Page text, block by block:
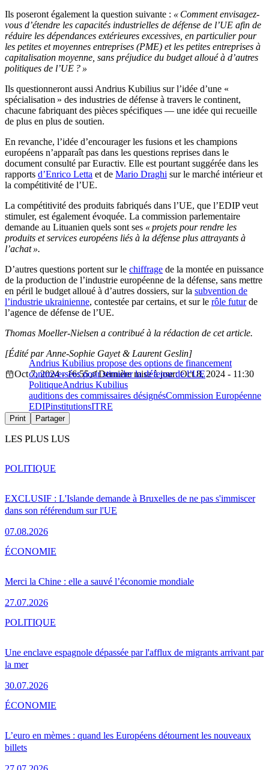
Ils poseront également la question suivante : « Comment envisagez-
vous d’étendre les capacités industrielles de défense de l’UE afin de
réduire les dépendances extérieures excessives, en particulier pour
les petites et moyennes entreprises (PME) et les petites entreprises à
capitalisation moyenne, sans préjudice du budget alloué à d’autres
politiques de l’UE ? »
Ils questionneront aussi Andrius Kubilius sur l’idée d’une «
spécialisation » des industries de défense à travers le continent,
chacune fabriquant des pièces spécifiques — une idée qui recueille
de plus en plus de soutien.
En revanche, l’idée d’encourager les fusions et les champions
européens n’apparaît pas dans les questions reprises dans le
document consulté par Euractiv. Elle est pourtant suggérée dans les
rapports d’Enrico Letta et de Mario Draghi sur le marché intérieur et
la compétitivité de l’UE.
La compétitivité des produits fabriqués dans l’UE, que l’EDIP veut
stimuler, est également évoquée. La commission parlementaire
demande au Lituanien quels sont ses « projets pour rendre les
produits et services européens liés à la défense plus attrayants à
l’achat ».
D’autres questions portent sur le chiffrage de la montée en puissance
de la production de l’industrie européenne de la défense, sans mettre
en péril le budget alloué à d’autres dossiers, sur la subvention de
l’industrie ukrainienne, contestée par certains, et sur le rôle futurde
l’agence de défense de l’UE.
Thomas Moeller-Nielsen a contribué à la rédaction de cet article.
Andrius Kubilius propose des options de financement
controversées pour stimuler la défense de l’UE
[Édité par Anne-Sophie Gayet & Laurent Geslin]
Oct 7, 2024 - 16:55
Dernière mise à jour: Oct 8, 2024 - 11:30
PolitiqueAndrius Kubilius
auditions des commissaires désignésCommission Européenne
EDIPinstitutionsITRE
Print Partager
LES PLUS LUS
EXCLUSIF : L'Islande demande à Bruxelles de ne pas s'immiscer
dans son référendum sur l'UE
07.08.2026
POLITIQUE
Merci la Chine : elle a sauvé l’économie mondiale
27.07.2026
ÉCONOMIE
Une enclave espagnole dépassée par l'afflux de migrants arrivant par
la mer
30.07.2026
POLITIQUE
L’euro en mèmes : quand les Européens détournent les nouveaux
billets
ÉCONOMIE